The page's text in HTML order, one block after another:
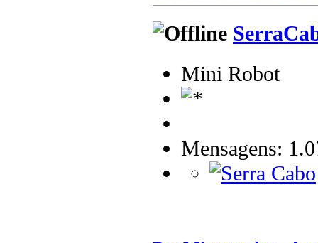
Mini Robot
Mensagens: